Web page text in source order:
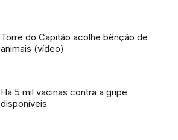
Torre do Capitão acolhe bênção de
animais (vídeo)
Há 5 mil vacinas contra a gripe
disponíveis